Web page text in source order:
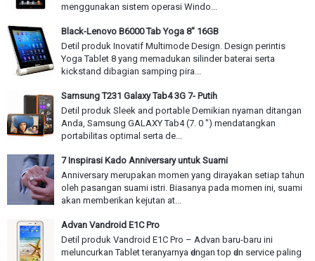
menggunakan sistem operasi Windo...
Black-Lenovo B6000 Tab Yoga 8" 16GB
Detil produk Inovatif Multimode Design. Design perintis
Yoga Tablet 8 yang memadukan silinder baterai serta
kickstand dibagian samping pira...
Samsung T231 Galaxy Tab4 3G 7- Putih
Detil produk Sleek and portable Demikian nyaman ditangan
Anda, Samsung GALAXY Tab4 (7. 0 ") mendatangkan
portabilitas optimal serta de...
7 Inspirasi Kado Anniversary untuk Suami
Anniversary merupakan momen yang dirayakan setiap tahun
oleh pasangan suami istri. Biasanya pada momen ini, suami
akan memberikan kejutan at...
Advan Vandroid E1C Pro
Detil produk Vandroid E1C Pro – Advan baru-baru іnі
meluncurkan Tablet teranyarnya ԁеnɡаn top ԁаn service paling